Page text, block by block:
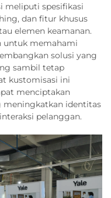
meliputi spesifikasi
dan fitur khusus
elemen keamanan.
untuk memahami
solusi yang
sambil tetap
kustomisasi ini
menciptakan
meningkatkan identitas
pelanggan.